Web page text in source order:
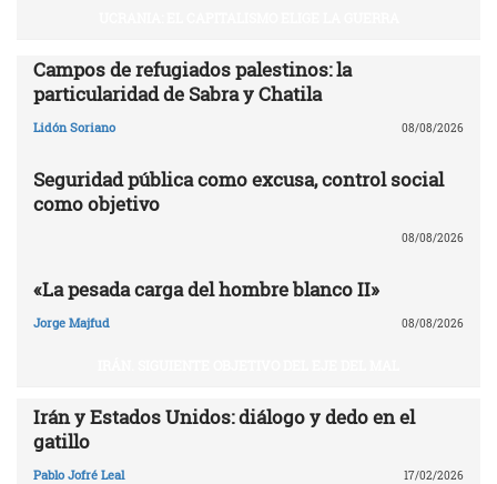
Campos de refugiados palestinos: la
particularidad de Sabra y Chatila
Lidón Soriano 08/08/2026
Seguridad pública como excusa, control social
como objetivo
08/08/2026
«La pesada carga del hombre blanco II»
Jorge Majfud 08/08/2026
Irán y Estados Unidos: diálogo y dedo en el
gatillo
Pablo Jofré Leal 17/02/2026